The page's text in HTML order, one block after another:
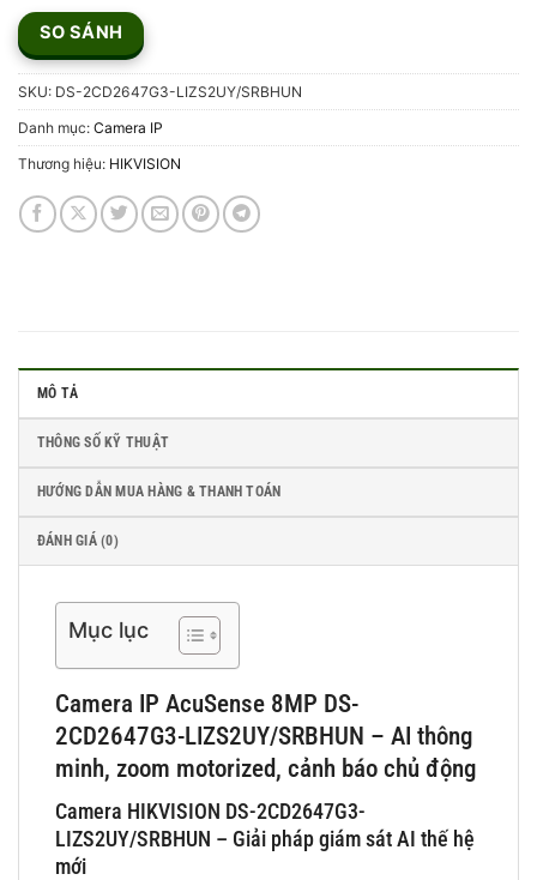
SO SÁNH
SKU: DS-2CD2647G3-LIZS2UY/SRBHUN
Danh mục: Camera IP
Thương hiệu: HIKVISION
MÔ TẢ
THÔNG SỐ KỸ THUẬT
HƯỚNG DẪN MUA HÀNG & THANH TOÁN
ĐÁNH GIÁ (0)
Mục lục
Camera IP AcuSense 8MP DS-
2CD2647G3-LIZS2UY/SRBHUN – AI thông
minh, zoom motorized, cảnh báo chủ động
Camera HIKVISION DS-2CD2647G3-
LIZS2UY/SRBHUN – Giải pháp giám sát AI thế hệ
mới